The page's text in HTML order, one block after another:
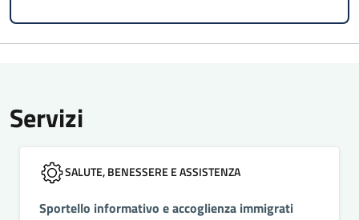
Servizi
SALUTE, BENESSERE E ASSISTENZA
Sportello informativo e accoglienza immigrati